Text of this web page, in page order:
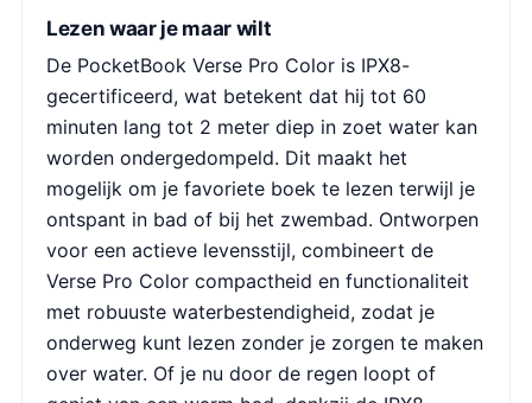
Lezen waar je maar wilt
De PocketBook Verse Pro Color is IPX8-
gecertificeerd, wat betekent dat hij tot 60
minuten lang tot 2 meter diep in zoet water kan
worden ondergedompeld. Dit maakt het
mogelijk om je favoriete boek te lezen terwijl je
ontspant in bad of bij het zwembad. Ontworpen
voor een actieve levensstijl, combineert de
Verse Pro Color compactheid en functionaliteit
met robuuste waterbestendigheid, zodat je
onderweg kunt lezen zonder je zorgen te maken
over water. Of je nu door de regen loopt of